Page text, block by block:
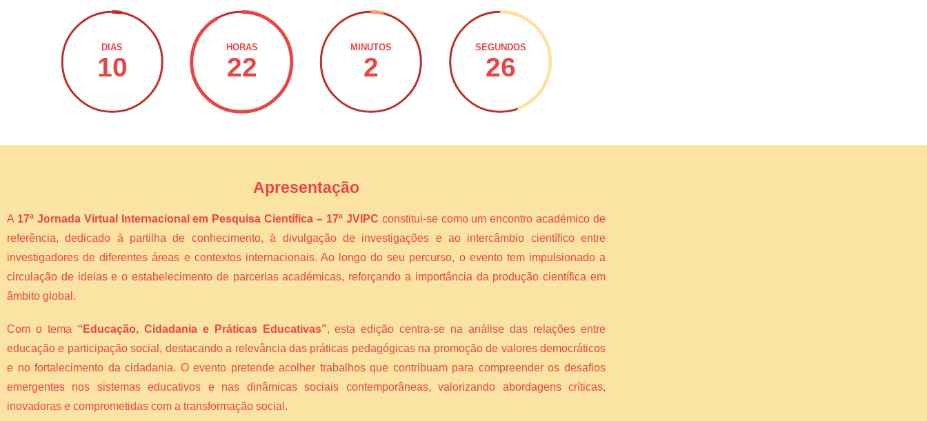
DIAS
10
HORAS
22
MINUTOS
2
SEGUNDOS
25
Apresentação
A 17ª Jornada Virtual Internacional em Pesquisa Científica – 17ª JVIPC constitui-se como um encontro académico de
referência, dedicado à partilha de conhecimento, à divulgação de investigações e ao intercâmbio científico entre
investigadores de diferentes áreas e contextos internacionais. Ao longo do seu percurso, o evento tem impulsionado a
circulação de ideias e o estabelecimento de parcerias académicas, reforçando a importância da produção científica em
âmbito global.
Com o tema “Educação, Cidadania e Práticas Educativas”, esta edição centra-se na análise das relações entre
educação e participação social, destacando a relevância das práticas pedagógicas na promoção de valores democráticos
e no fortalecimento da cidadania. O evento pretende acolher trabalhos que contribuam para compreender os desafios
emergentes nos sistemas educativos e nas dinâmicas sociais contemporâneas, valorizando abordagens críticas,
inovadoras e comprometidas com a transformação social.